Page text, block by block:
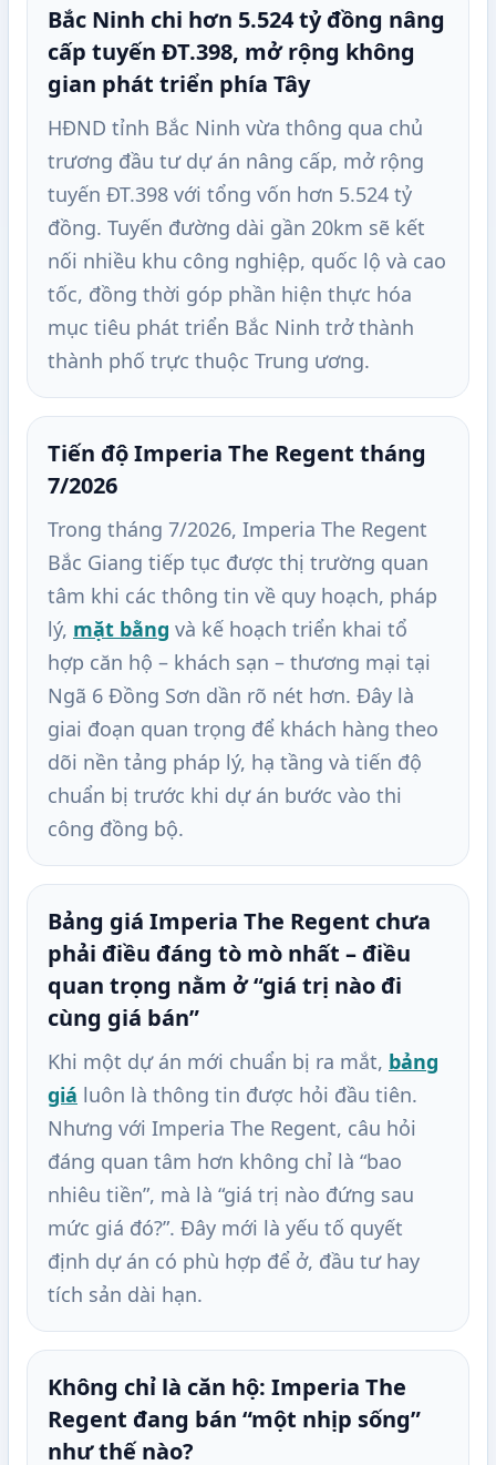
Bắc Ninh chi hơn 5.524 tỷ đồng nâng
cấp tuyến ĐT.398, mở rộng không
gian phát triển phía Tây
HĐND tỉnh Bắc Ninh vừa thông qua chủ
trương đầu tư dự án nâng cấp, mở rộng
tuyến ĐT.398 với tổng vốn hơn 5.524 tỷ
đồng. Tuyến đường dài gần 20km sẽ kết
nối nhiều khu công nghiệp, quốc lộ và cao
tốc, đồng thời góp phần hiện thực hóa
mục tiêu phát triển Bắc Ninh trở thành
thành phố trực thuộc Trung ương.
Tiến độ Imperia The Regent tháng
7/2026
Trong tháng 7/2026, Imperia The Regent
Bắc Giang tiếp tục được thị trường quan
tâm khi các thông tin về quy hoạch, pháp
lý, mặt bằng và kế hoạch triển khai tổ
hợp căn hộ – khách sạn – thương mại tại
Ngã 6 Đồng Sơn dần rõ nét hơn. Đây là
giai đoạn quan trọng để khách hàng theo
dõi nền tảng pháp lý, hạ tầng và tiến độ
chuẩn bị trước khi dự án bước vào thi
công đồng bộ.
Bảng giá Imperia The Regent chưa
phải điều đáng tò mò nhất – điều
quan trọng nằm ở “giá trị nào đi
cùng giá bán”
Khi một dự án mới chuẩn bị ra mắt, bảng
giá luôn là thông tin được hỏi đầu tiên.
Nhưng với Imperia The Regent, câu hỏi
đáng quan tâm hơn không chỉ là “bao
nhiêu tiền”, mà là “giá trị nào đứng sau
mức giá đó?”. Đây mới là yếu tố quyết
định dự án có phù hợp để ở, đầu tư hay
tích sản dài hạn.
Không chỉ là căn hộ: Imperia The
Regent đang bán “một nhịp sống”
như thế nào?